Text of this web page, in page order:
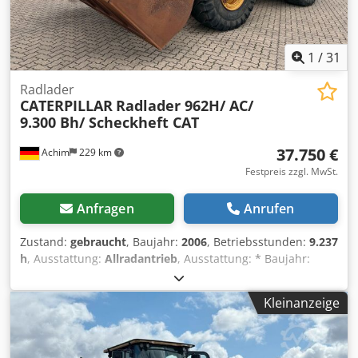
1 /31
Achim 229 km
Radlader
CATERPILLAR Radlader 962H/ AC/
9.300 Bh/ Scheckheft CAT
37.750 €
Festpreis zzgl. MwSt.
Anfragen Anrufen
Zustand: gebraucht, Baujahr: 2006, Betriebsstunden: 9.237
h, Ausstattung: Allradantrieb, Ausstattung: * Baujahr:
2006 * Betriebsstunden: 9.236 Bh * Leistung: 157kW / 213
PS * Gewicht: 19,8 t * Bereifung: Michelin 23.5-25X Type A
ca. 60% * Rückfahrkamera * Lenkradsteuerung *
Klimaanlage Cedpfjzlvm Uex Agnjrf * Anhängebolzen *
Zentralschmieranlage * Schwingsitz, * Radio-Vorrüstung,
Kleinanzeige